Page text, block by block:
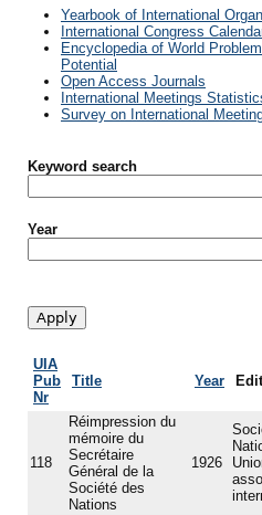
Yearbook of International
International Congress
Encyclopedia of World
Potential
Open Access Journals
International Meetings
Survey on International
Keyword search
Year
UIA
Pub
Nr
Title Year
118
Réimpression du
mémoire du
Secrétaire
Général de la
Société des
Nations
1926